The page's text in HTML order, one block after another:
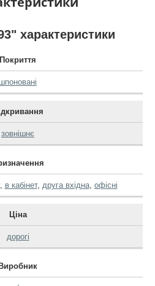
характеристики
Покриття
шпоновані
зовнішнє
, в кабінет, друга вхідна, офісні
Ціна
дорогі
Виробник